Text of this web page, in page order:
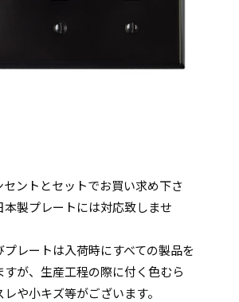
セントとセットでお買い求め下さ
本製プレートには対応致しませ
レートは入荷時にすべての製品を
が、生産工程の際に付く色むら
や小キズ等がございます。